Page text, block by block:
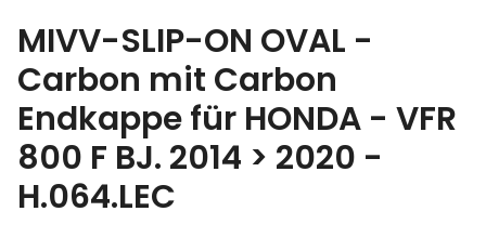
MIVV-SLIP-ON OVAL -
Carbon mit Carbon
Endkappe für HONDA - VFR
800 F BJ. 2014 > 2020 -
H.064.LEC